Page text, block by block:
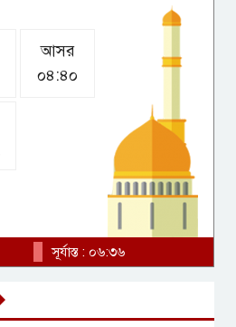
সমন্বয়হীনতার অভিযোগে জাকসুর
আমতলী একে স্কুলের শিক্ষার্থী ইমন
আসর
০৪:৪০
সূর্যাস্ত : ০৬:৩৬